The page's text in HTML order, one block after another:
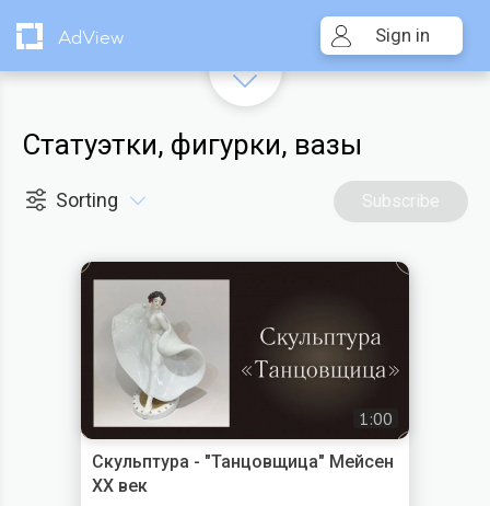
AdView Sign in
Статуэтки, фигурки, вазы
Sorting Subscribe
1:00
Скульптура - "Танцовщица" Мейсен
XX век